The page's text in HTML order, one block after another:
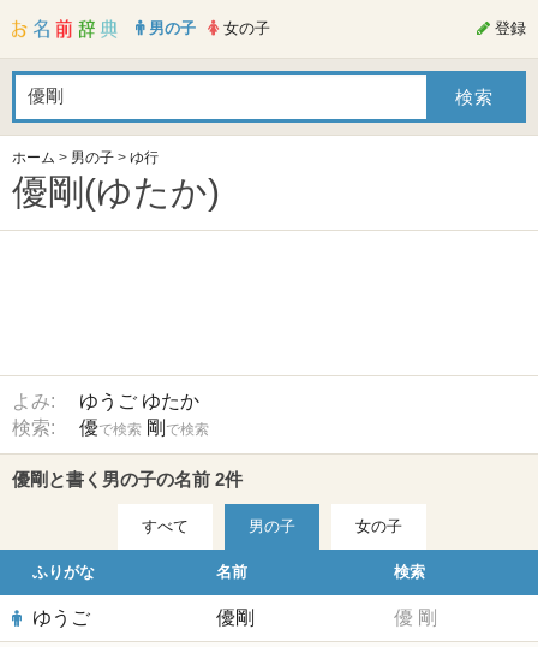
男の子 女の子 登録
ホーム > 男の子 > ゆ行
優剛(ゆたか)
よみ: ゆうご ゆたか
検索:
優で検索 剛 で検索
優剛と書く男の子の名前 2件
すべて 男の子 女の子
ふりがな 名前 検索
ゆうご 優剛 優 剛